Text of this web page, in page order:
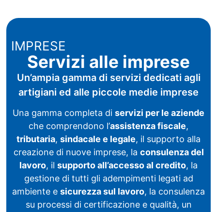
IMPRESE
Servizi alle imprese
Un’ampia gamma di servizi dedicati agli
artigiani ed alle piccole medie imprese
Una gamma completa di servizi per le aziende
che comprendono l’assistenza fiscale,
tributaria, sindacale e legale, il supporto alla
creazione di nuove imprese, la consulenza del
lavoro, il supporto all’accesso al credito, la
gestione di tutti gli adempimenti legati ad
ambiente e sicurezza sul lavoro, la consulenza
su processi di certificazione e qualità, un